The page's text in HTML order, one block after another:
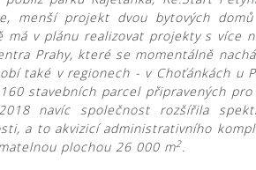
menší projekt dvou bytových
má v plánu realizovat projekty s více
Prahy, které se momentálně
také v regionech - v Choťánkách u
stavebních parcel připravených
navíc společnost rozšířila
a to akvizicí administrativního
plochou 26 000 m2.